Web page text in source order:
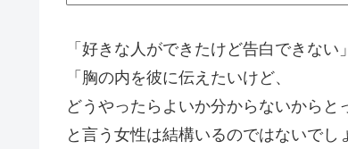
「好きな人ができたけど告白できない
「胸の内を彼に伝えたいけど、
どうやったらよいか分からないからと
と言う女性は結構いるのではないでし